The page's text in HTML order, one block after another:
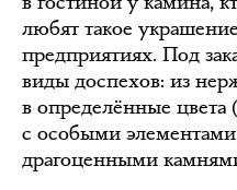
любят такое
предприятиях. Под
виды доспехов: из
в определённые
с особыми
драгоценными